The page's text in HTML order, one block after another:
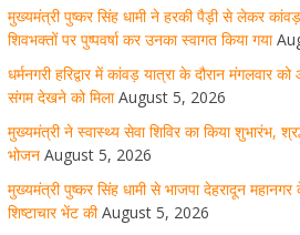
सिद्धार्थ अग्रवाल ने
1
सीएम धामी ने हरिद्वार में
धोकर किया स्वागत
August 5, 2026 1
मुख्यमंत्री पुष्कर सिंह धामी ने हरकी पैड़ी से लेकर कांवड़
शिवभक्तों पर पुष्पवर्षा कर उनका स्वागत किया गया
धर्मनगरी हरिद्वार में कांवड़ यात्रा के दौरान
संगम देखने को मिला August 5, 2026
मुख्यमंत्री ने स्वास्थ्य सेवा शिविर का किया शुभारंभ,
भोजन August 5, 2026
मुख्यमंत्री पुष्कर सिंह धामी से भाजपा देहरादून महानगर
शिष्टाचार भेंट की August 5, 2026